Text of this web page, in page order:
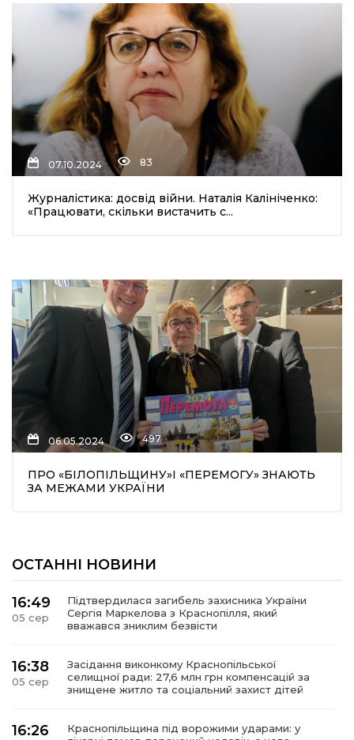
07.10.2024 83
Журналістика: досвід війни. Наталія Калініченко:
«Працювати, скільки вистачить с...
06.05.2024 497
ПРО «БІЛОПІЛЬЩИНУ»І «ПЕРЕМОГУ» ЗНАЮТЬ
ЗА МЕЖАМИ УКРАЇНИ
ОСТАННІ НОВИНИ
16:49
05 сер
Підтвердилася загибель захисника України
Сергія Маркелова з Краснопілля, який
вважався зниклим безвісти
16:38
05 сер
Засідання виконкому Краснопільської
селищної ради: 27,6 млн грн компенсацій за
знищене житло та соціальний захист дітей
16:26
Краснопільщина під ворожими ударами: у